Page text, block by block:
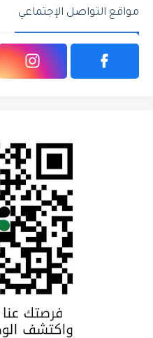
مواقع التواصل الإجتماعي